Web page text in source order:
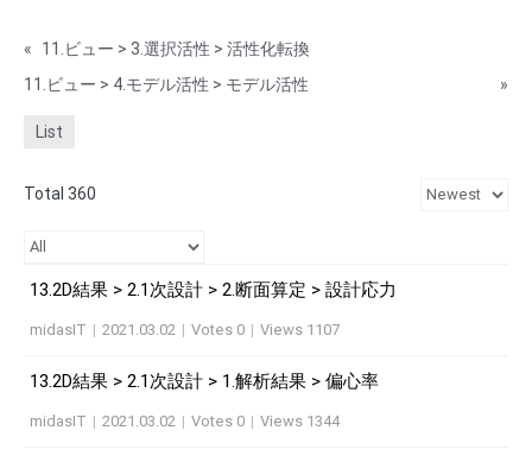
«
11.ビュー > 3.選択活性 > 活性化転換
11.ビュー > 4.モデル活性 > モデル活性
»
List
Total 360
13.2D結果 > 2.1次設計 > 2.断面算定 > 設計応力
midasIT | 2021.03.02 | Votes 0 | Views 1107
13.2D結果 > 2.1次設計 > 1.解析結果 > 偏心率
midasIT | 2021.03.02 | Votes 0 | Views 1344